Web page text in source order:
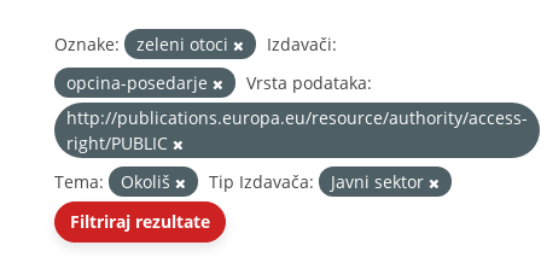
Oznake: zeleni otoci
Izdavači:
opcina-posedarje
Vrsta podataka:
http://publications.europa.eu/resource/authority/access-
right/PUBLIC
Tema:
Okoliš Tip Izdavača:
Javni sektor
Filtriraj rezultate